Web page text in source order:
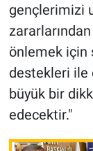
gençlerimizi
önlemek için
destekleri ile
büyük bir
edecektir."